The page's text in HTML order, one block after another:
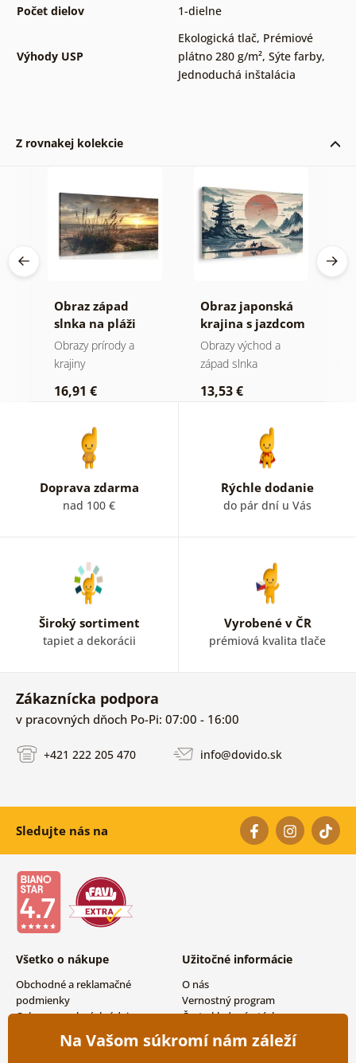
Počet dielov
1-dielne
Výhody USP
Ekologická tlač, Prémiové
plátno 280 g/m², Sýte farby,
Jednoduchá inštalácia
Z rovnakej kolekcie
Obraz západ
slnka na pláži
Obrazy prírody a
krajiny
16,91 €
Obraz japonská
krajina s jazdcom
Obrazy východ a
západ slnka
13,53 €
Doprava zdarma
nad 100 €
Rýchle dodanie
do pár dní u Vás
Široký sortiment
tapiet a dekorácii
Vyrobené v ČR
prémiová kvalita tlače
Zákaznícka podpora
v pracovných dňoch Po-Pi: 07:00 - 16:00
+421 222 205 470 info@dovido.sk
Sledujte nás na
Všetko o nákupe
Obchodné a reklamačné
podmienky
Ochrana osobných údajov
Možnosti dopravy a platby
Vrátenie tovaru
Užitočné informácie
O nás
Vernostný program
Často kladené otázky
Magazín
Kontakty
Na Vašom súkromí nám záleží